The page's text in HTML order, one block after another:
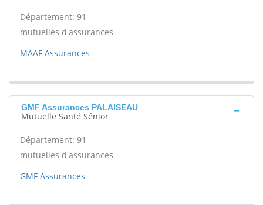
Département: 91
mutuelles d'assurances
MAAF Assurances
GMF Assurances PALAISEAU
Mutuelle Santé Sénior
Département: 91
mutuelles d'assurances
GMF Assurances